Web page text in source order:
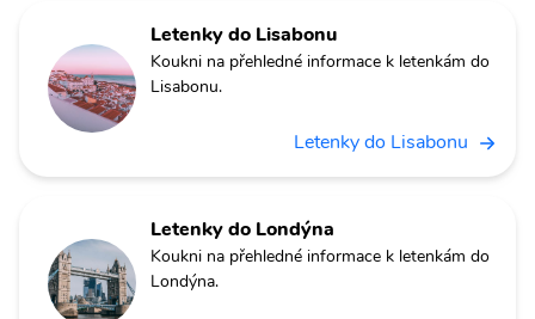
Letenky do Lisabonu
Koukni na přehledné informace k letenkám do
Lisabonu.
Letenky do Lisabonu
Letenky do Londýna
Koukni na přehledné informace k letenkám do
Londýna.